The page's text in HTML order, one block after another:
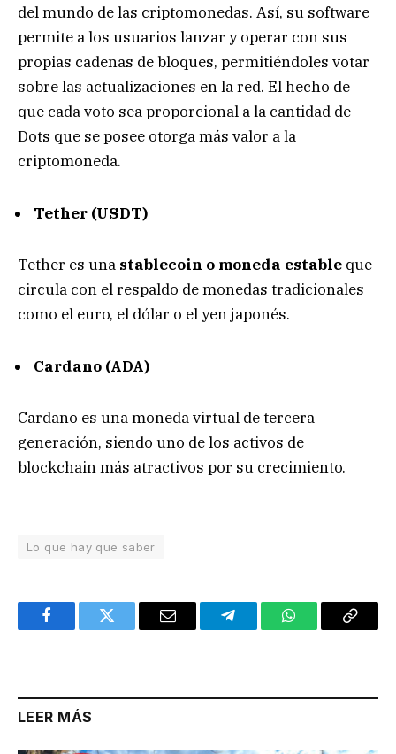
del mundo de las criptomonedas. Así, su software
permite a los usuarios lanzar y operar con sus
propias cadenas de bloques, permitiéndoles votar
sobre las actualizaciones en la red. El hecho de
que cada voto sea proporcional a la cantidad de
Dots que se posee otorga más valor a la
criptomoneda.
Tether (USDT)
Tether es una stablecoin o moneda estable que
circula con el respaldo de monedas tradicionales
como el euro, el dólar o el yen japonés.
Cardano (ADA)
Cardano es una moneda virtual de tercera
generación, siendo uno de los activos de
blockchain más atractivos por su crecimiento.
Lo que hay que saber
FacebookTwitter Email TelegramWhatsAppCopy
LEER MÁS